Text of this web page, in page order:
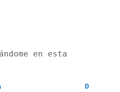
en esta
D